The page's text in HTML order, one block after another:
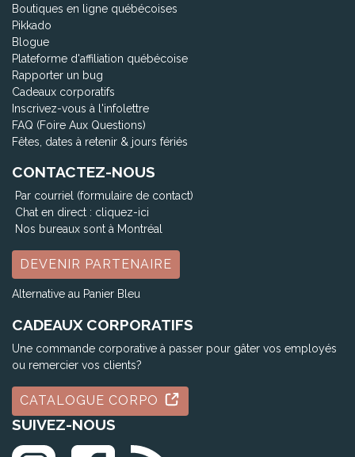
Boutiques en ligne québécoises
Pikkado
Blogue
Plateforme d'affiliation québécoise
Rapporter un bug
Cadeaux corporatifs
Inscrivez-vous à l'infolettre
FAQ (Foire Aux Questions)
Fêtes, dates à retenir & jours fériés
CONTACTEZ-NOUS
Par courriel (formulaire de contact)
Chat en direct : cliquez-ici
Nos bureaux sont à Montréal
DEVENIR PARTENAIRE
Alternative au Panier Bleu
CADEAUX CORPORATIFS
Une commande corporative à passer pour gâter vos employés
ou remercier vos clients?
CATALOGUE CORPO
SUIVEZ-NOUS